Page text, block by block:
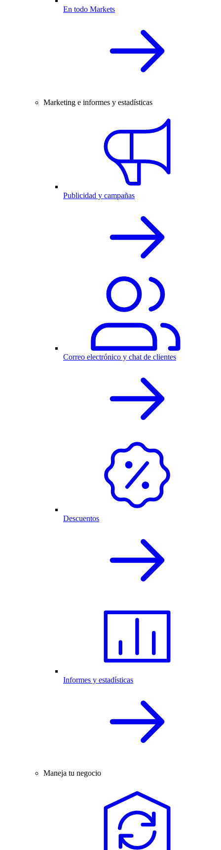
En todo Markets
Marketing e informes y estadísticas
Publicidad y campañas
Correo electrónico y chat de clientes
Descuentos
Informes y estadísticas
Maneja tu negocio